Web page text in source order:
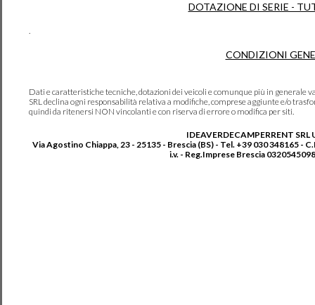
DOTAZIONE DI SERIE -
.
CONDIZIONI
Dati e caratteristiche tecniche, dotazioni dei veicoli e comunque più in generale
SRL declina ogni responsabilità relativa a modifiche, comprese aggiunte e/o
quindi da ritenersi NON vincolanti e con riserva di errore o modifica per siti.
IDEAVERDECAMPERRENT SRL
Via Agostino Chiappa, 23 - 25135 - Brescia (BS) - Tel. +39 030 348165 -
i.v. - Reg.Imprese Brescia